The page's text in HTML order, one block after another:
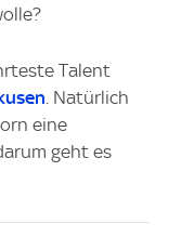
Talent
. Natürlich
eine
geht es